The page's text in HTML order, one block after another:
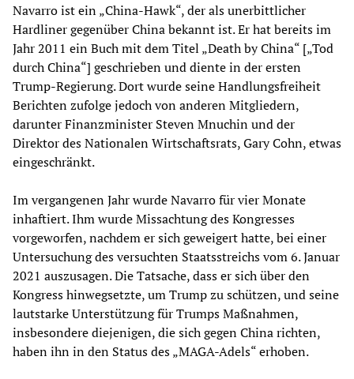
Navarro ist ein „China-Hawk“, der als unerbittlicher
Hardliner gegenüber China bekannt ist. Er hat bereits im
Jahr 2011 ein Buch mit dem Titel „Death by China“ [„Tod
durch China“] geschrieben und diente in der ersten
Trump-Regierung. Dort wurde seine Handlungsfreiheit
Berichten zufolge jedoch von anderen Mitgliedern,
darunter Finanzminister Steven Mnuchin und der
Direktor des Nationalen Wirtschaftsrats, Gary Cohn, etwas
eingeschränkt.
Im vergangenen Jahr wurde Navarro für vier Monate
inhaftiert. Ihm wurde Missachtung des Kongresses
vorgeworfen, nachdem er sich geweigert hatte, bei einer
Untersuchung des versuchten Staatsstreichs vom 6. Januar
2021 auszusagen. Die Tatsache, dass er sich über den
Kongress hinwegsetzte, um Trump zu schützen, und seine
lautstarke Unterstützung für Trumps Maßnahmen,
insbesondere diejenigen, die sich gegen China richten,
haben ihn in den Status des „MAGA-Adels“ erhoben.